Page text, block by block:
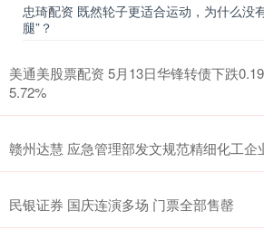
忠琦配资 既然轮子更适合运动，为什么没
腿”？
美通美股票配资 5月13日华锋转债下跌
5.72%
赣州达慧 应急管理部发文规范精细化工企
民银证券 国庆连演多场 门票全部售罄